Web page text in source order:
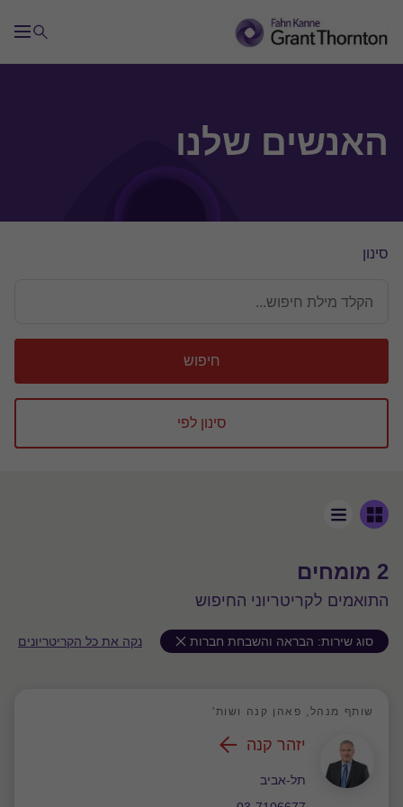
האנשים שלנו
סינון
סינון לפי
חיפוש
2 מומחים
התואמים לקריטריוני החיפוש
סוג שירות: הבראה והשבחת חברות נקה את כל הקריטריונים
שותף מנהל, פאהן קנה ושות'
יזהר קנה
תל-אביב
משרד